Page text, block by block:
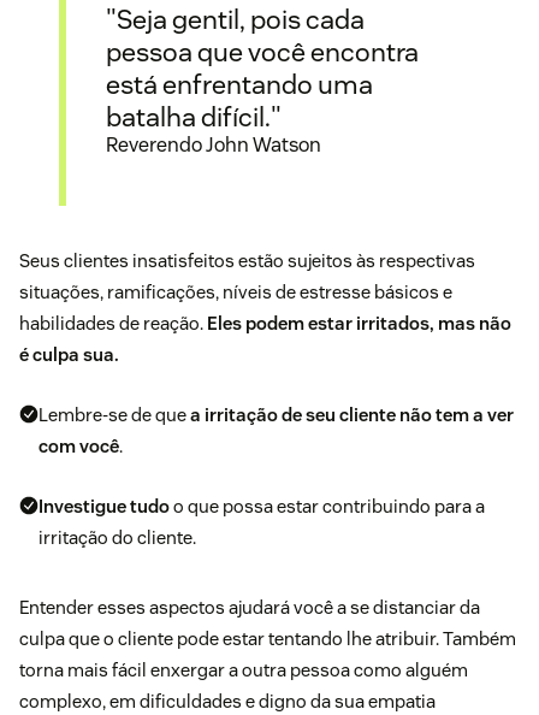
"Seja gentil, pois cada
pessoa que você encontra
está enfrentando uma
batalha difícil."
Reverendo John Watson
Seus clientes insatisfeitos estão sujeitos às respectivas
situações, ramificações, níveis de estresse básicos e
habilidades de reação. Eles podem estar irritados, mas não
é culpa sua.
Lembre-se de quea irritação de seu cliente não tem a ver
com você.
Investigue tudoo que possa estar contribuindo para a
irritação do cliente.
Entender esses aspectos ajudará você a se distanciar da
culpa que o cliente pode estar tentando lhe atribuir. Também
torna mais fácil enxergar a outra pessoa como alguém
complexo, em dificuldades e digno da sua empatia